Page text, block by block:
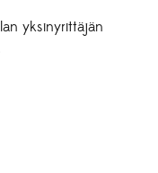
yksinyrittäjän